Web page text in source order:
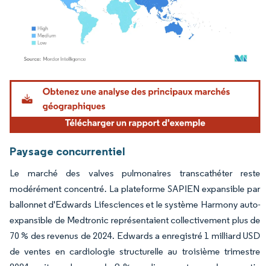
Image © Mordor Intelligence. La réutilisation nécessite une attribution sous CC BY
Paysage concurrentiel
Le marché des valves pulmonaires transcathéter reste
modérément concentré. La plateforme SAPIEN expansible par
ballonnet d'Edwards Lifesciences et le système Harmony auto-
expansible de Medtronic représentaient collectivement plus de
70 % des revenus de 2024. Edwards a enregistré 1 milliard USD
de ventes en cardiologie structurelle au troisième trimestre